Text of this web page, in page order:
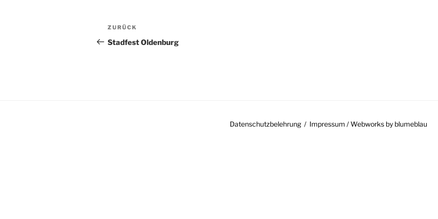
BEITRAGSNAVIGATION
Vorheriger
Beitrag
ZURÜCK
Stadfest Oldenburg
Datenschutzbelehrung Impressum / Webworks by blumeblau